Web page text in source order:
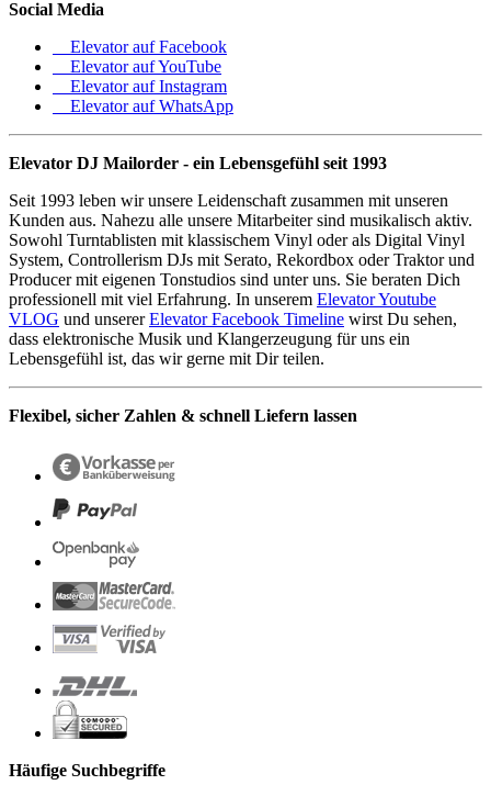
Social Media
Elevator auf Facebook
Elevator auf YouTube
Elevator auf Instagram
Elevator auf WhatsApp
Elevator DJ Mailorder - ein Lebensgefühl seit 1993
Seit 1993 leben wir unsere Leidenschaft zusammen mit unseren
Kunden aus. Nahezu alle unsere Mitarbeiter sind musikalisch aktiv.
Sowohl Turntablisten mit klassischem Vinyl oder als Digital Vinyl
System, Controllerism DJs mit Serato, Rekordbox oder Traktor und
Producer mit eigenen Tonstudios sind unter uns. Sie beraten Dich
professionell mit viel Erfahrung. In unserem Elevator Youtube
VLOG und unsererElevator Facebook Timeline wirst Du sehen,
dass elektronische Musik und Klangerzeugung für uns ein
Lebensgefühl ist, das wir gerne mit Dir teilen.
Flexibel, sicher Zahlen & schnell Liefern lassen
Häufige Suchbegriffe